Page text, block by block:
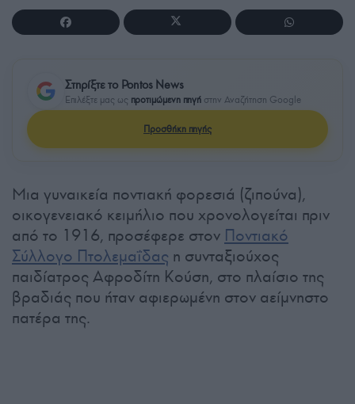
Στηρίξτε το Pontos News
Επιλέξτε μας ως προτιμώμενη πηγή στην Αναζήτηση Google
Προσθήκη πηγής
Μια γυναικεία ποντιακή φορεσιά (ζιπούνα),
οικογενειακό κειμήλιο που χρονολογείται πριν
από το 1916, προσέφερε στον Ποντιακό
Σύλλογο Πτολεμαΐδας η συνταξιούχος
παιδίατρος Αφροδίτη Κούση, στο πλαίσιο της
βραδιάς που ήταν αφιερωμένη στον αείμνηστο
πατέρα της.